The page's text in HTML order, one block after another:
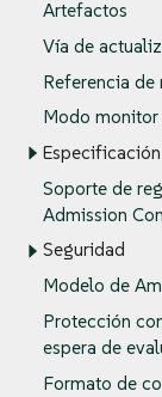
Artefactos
Vía de
Referencia de
Modo monitor
Soporte de
Admission
Seguridad
Modelo de
Protección
espera de
Formato de